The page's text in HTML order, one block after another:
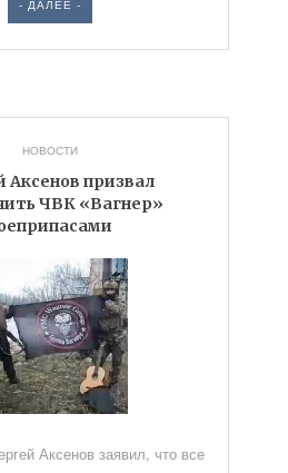
- ДАЛЕЕ -
НОВОСТИ
Аксенов призвал
ЧВК «Вагнер»
Аксенов заявил, что все